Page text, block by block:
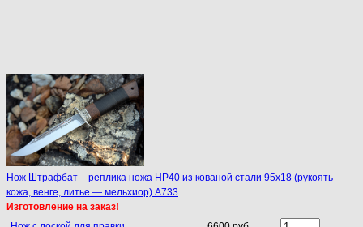
Нож Штрафбат – реплика ножа НР40 из кованой стали 95х18 (рукоять —
кожа, венге, литье — мельхиор) A733
Изготовление на заказ!